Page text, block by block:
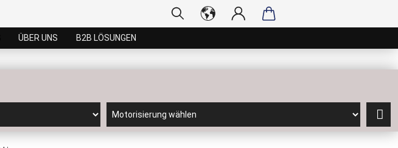
ÜBER UNS B2B LÖSUNGEN